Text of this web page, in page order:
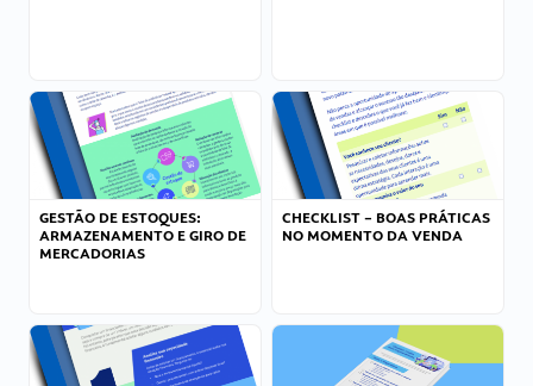
GESTÃO DE ESTOQUES:
ARMAZENAMENTO E GIRO DE
MERCADORIAS
CHECKLIST – BOAS PRÁTICAS
NO MOMENTO DA VENDA